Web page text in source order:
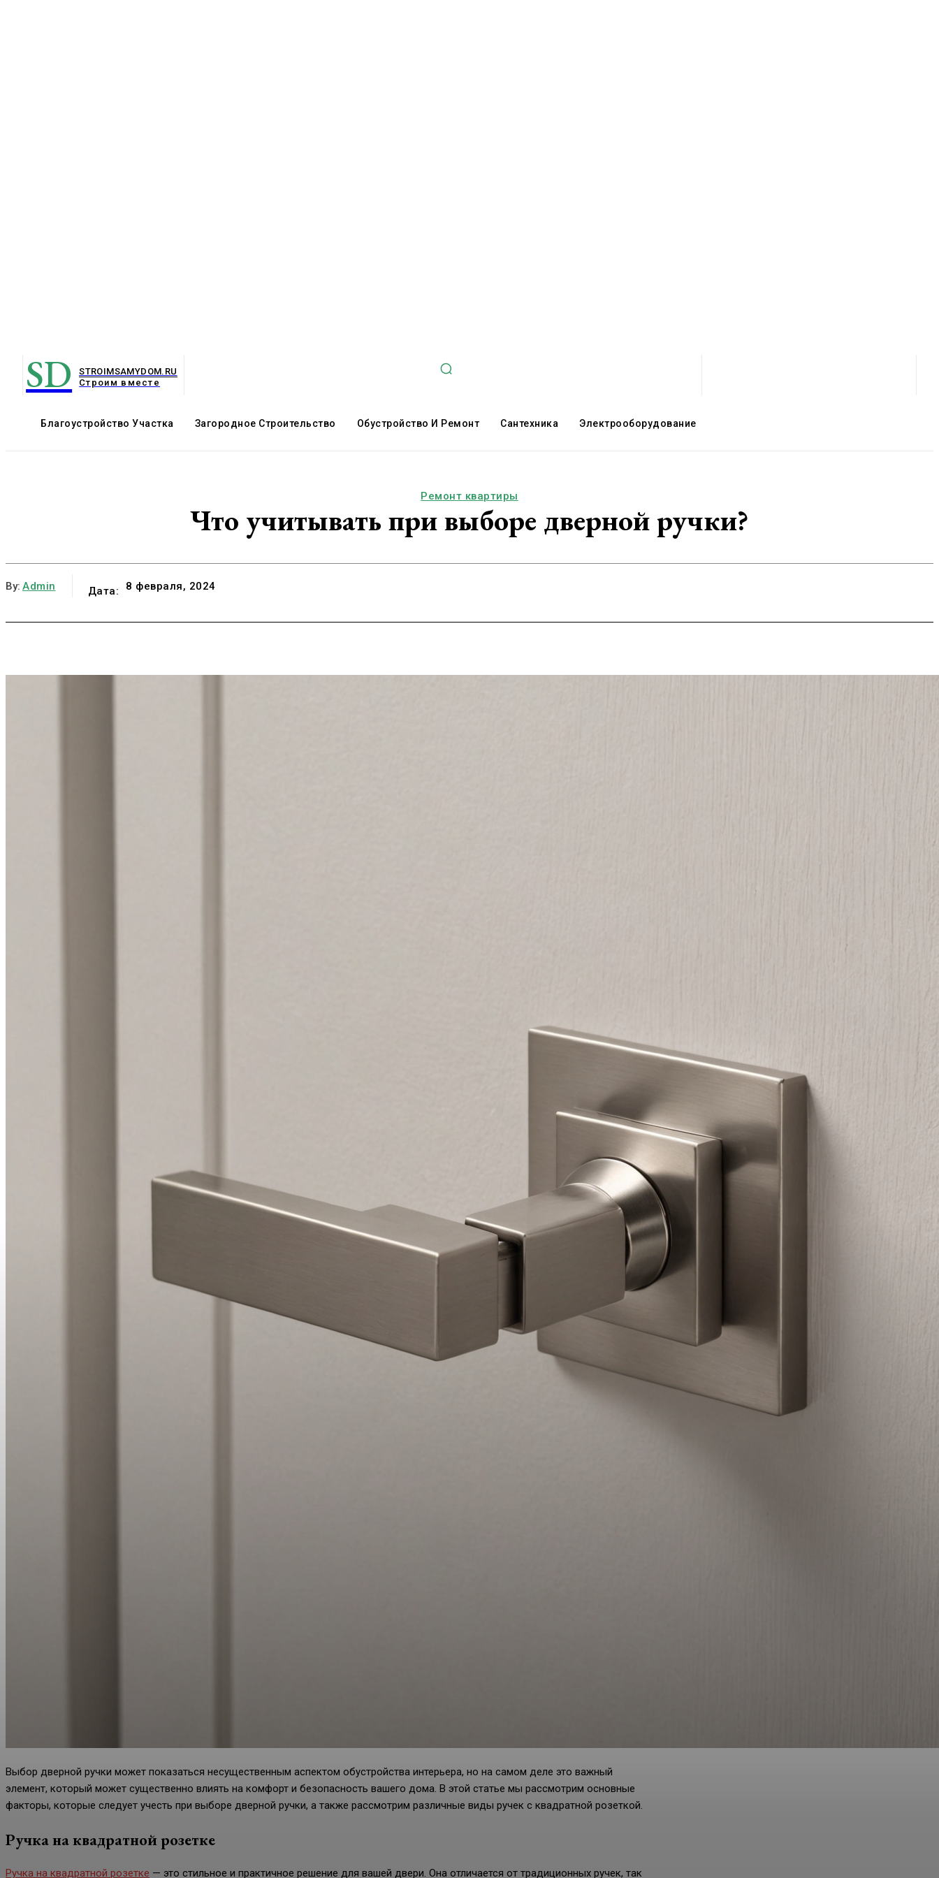
SD
STROIMSAMYDOM.RU
Строим вместе
Благоустройство Участка Загородное Строительство Обустройство И Ремонт Сантехника Электрооборудование
Ремонт квартиры
Что учитывать при выборе дверной ручки?
By: Admin Дата: 8 февраля, 2024
Выбор дверной ручки может показаться несущественным аспектом обустройства интерьера, но на самом деле это важный
элемент, который может существенно влиять на комфорт и безопасность вашего дома. В этой статье мы рассмотрим основные
факторы, которые следует учесть при выборе дверной ручки, а также рассмотрим различные виды ручек с квадратной розеткой.
Ручка на квадратной розетке
Ручка на квадратной розетке — это стильное и практичное решение для вашей двери. Она отличается от традиционных ручек, так